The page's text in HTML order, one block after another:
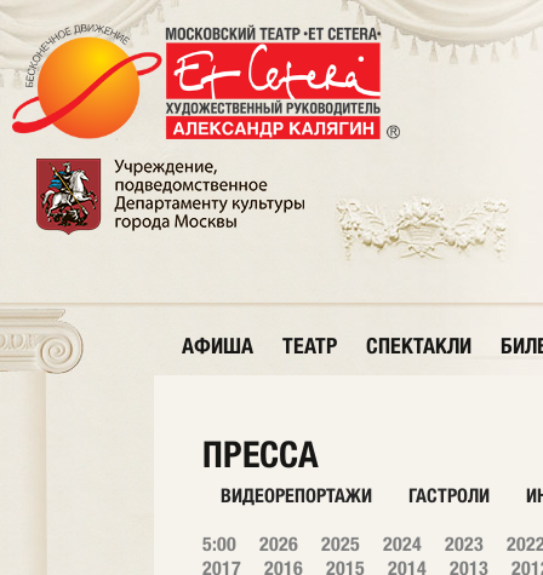
АФИША ТЕАТР СПЕКТАКЛИ
ПРЕССА
ВИДЕОРЕПОРТАЖИ ГАСТРОЛИ
5:00 2026 2025 2024 2023
2017
2016 2015 2014 2013